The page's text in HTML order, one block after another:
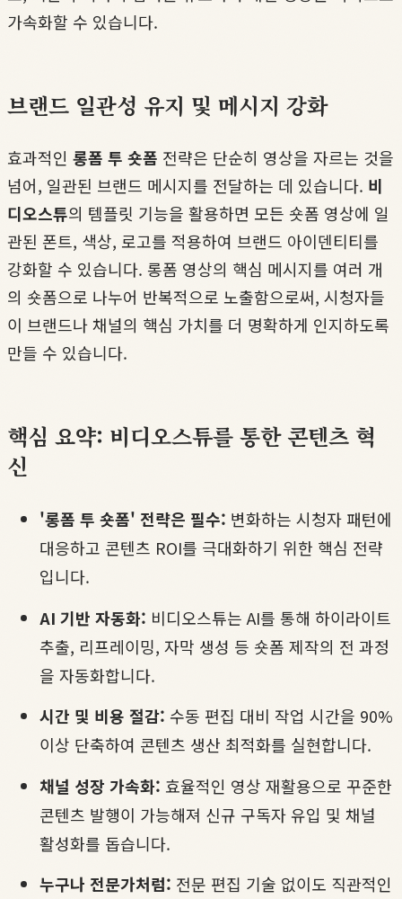
가속화할 수 있습니다.
브랜드 일관성 유지 및 메시지 강화
효과적인 롱폼 투 숏폼 전략은 단순히 영상을 자르는 것을
넘어, 일관된 브랜드 메시지를 전달하는 데 있습니다. 비
디오스튜의 템플릿 기능을 활용하면 모든 숏폼 영상에 일
관된 폰트, 색상, 로고를 적용하여 브랜드 아이덴티티를
강화할 수 있습니다. 롱폼 영상의 핵심 메시지를 여러 개
의 숏폼으로 나누어 반복적으로 노출함으로써, 시청자들
이 브랜드나 채널의 핵심 가치를 더 명확하게 인지하도록
만들 수 있습니다.
핵심 요약: 비디오스튜를 통한 콘텐츠 혁
신
'롱폼 투 숏폼' 전략은 필수: 변화하는 시청자 패턴에
대응하고 콘텐츠 ROI를 극대화하기 위한 핵심 전략
입니다.
AI 기반 자동화: 비디오스튜는 AI를 통해 하이라이트
추출, 리프레이밍, 자막 생성 등 숏폼 제작의 전 과정
을 자동화합니다.
시간 및 비용 절감: 수동 편집 대비 작업 시간을 90%
이상 단축하여 콘텐츠 생산 최적화를 실현합니다.
채널 성장 가속화: 효율적인 영상 재활용으로 꾸준한
콘텐츠 발행이 가능해져 신규 구독자 유입 및 채널
활성화를 돕습니다.
누구나 전문가처럼: 전문 편집 기술 없이도 직관적인